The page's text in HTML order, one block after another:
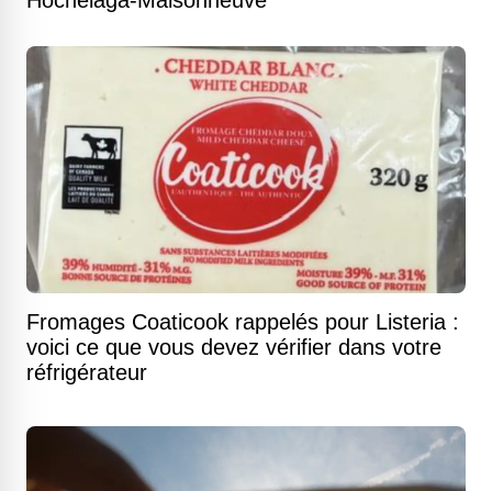
Fromages Coaticook rappelés pour Listeria :
voici ce que vous devez vérifier dans votre
réfrigérateur